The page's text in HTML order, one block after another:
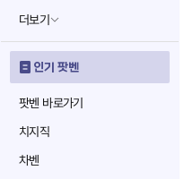
더보기
인기 팟벤
팟벤 바로가기
치지직
차벤